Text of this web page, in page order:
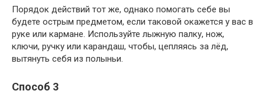
Порядок действий тот же, однако помогать себе вы
будете острым предметом, если таковой окажется у вас в
руке или кармане. Используйте лыжную палку, нож,
ключи, ручку или карандаш, чтобы, цепляясь за лёд,
вытянуть себя из полыньи.
Способ 3